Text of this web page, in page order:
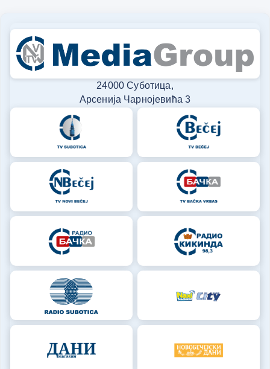
24000 Суботица,
Арсенија Чарнојевића 3